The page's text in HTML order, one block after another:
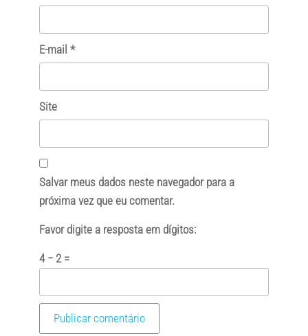
E-mail *
Site
Salvar meus dados neste navegador para a
próxima vez que eu comentar.
Favor digite a resposta em dígitos:
4 − 2 =